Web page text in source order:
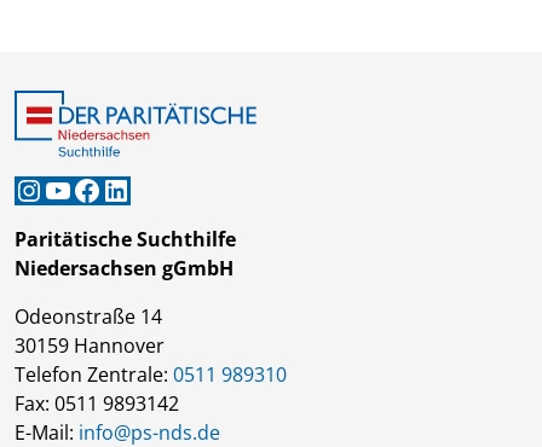
Instagram
YouTube
Facebook
LinkedIn
Paritätische Suchthilfe
Niedersachsen gGmbH
Odeonstraße 14
30159 Hannover
Telefon Zentrale: 0511 989310
Fax: 0511 9893142
E-Mail: info@ps-nds.de